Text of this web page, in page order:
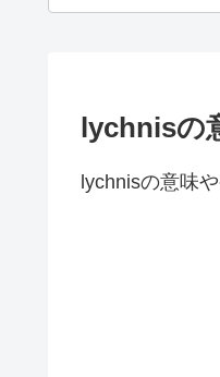
lychnisの
lychnisの意味